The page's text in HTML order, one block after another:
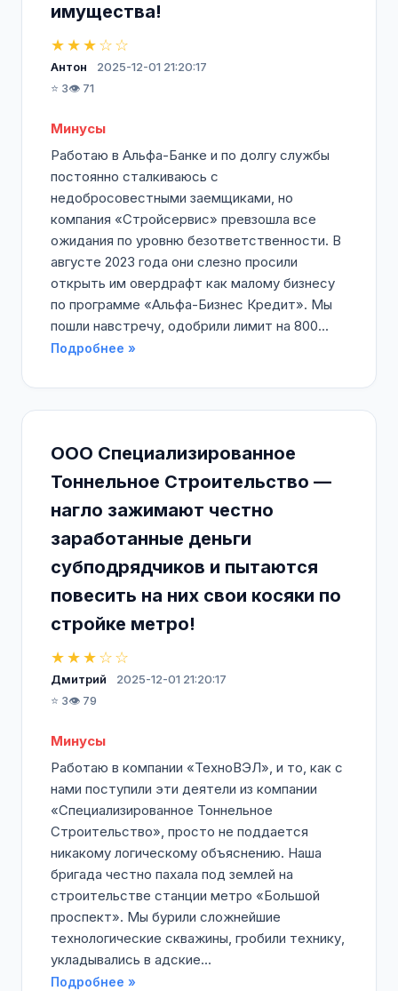
имущества!
★★★☆☆
Антон
2025-12-01 21:20:17
⭐ 3👁️ 71
Минусы
Работаю в Альфа-Банке и по долгу службы
постоянно сталкиваюсь с
недобросовестными заемщиками, но
компания «Стройсервис» превзошла все
ожидания по уровню безответственности. В
августе 2023 года они слезно просили
открыть им овердрафт как малому бизнесу
по программе «Альфа-Бизнес Кредит». Мы
пошли навстречу, одобрили лимит на 800...
Подробнее »
ООО Специализированное
Тоннельное Строительство —
нагло зажимают честно
заработанные деньги
субподрядчиков и пытаются
повесить на них свои косяки по
стройке метро!
★★★☆☆
Дмитрий
2025-12-01 21:20:17
⭐ 3👁️ 79
Минусы
Работаю в компании «ТехноВЭЛ», и то, как с
нами поступили эти деятели из компании
«Специализированное Тоннельное
Строительство», просто не поддается
никакому логическому объяснению. Наша
бригада честно пахала под землей на
строительстве станции метро «Большой
проспект». Мы бурили сложнейшие
технологические скважины, гробили технику,
укладывались в адские...
Подробнее »